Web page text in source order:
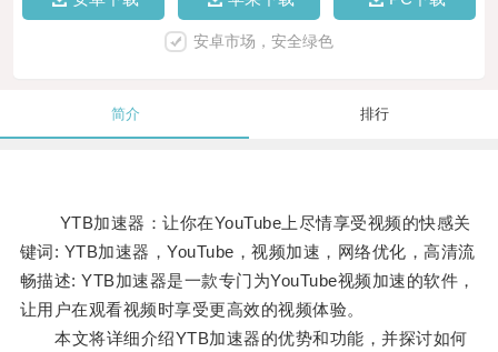
安卓市场，安全绿色
简介 排行
YTB加速器：让你在YouTube上尽情享受视频的快感关
键词: YTB加速器，YouTube，视频加速，网络优化，高清流
畅描述: YTB加速器是一款专门为YouTube视频加速的软件，
让用户在观看视频时享受更高效的视频体验。
本文将详细介绍YTB加速器的优势和功能，并探讨如何